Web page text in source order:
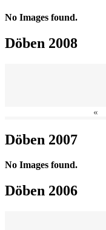
No Images found.
Döben 2008
«
Döben 2007
No Images found.
Döben 2006